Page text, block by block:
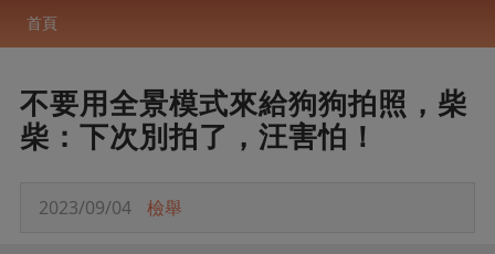
首頁
不要用全景模式來給狗狗拍照，柴
柴：下次別拍了，汪害怕！
2023/09/04 檢舉